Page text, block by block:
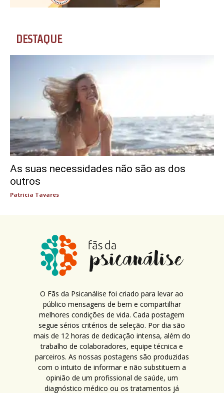
DESTAQUE
As suas necessidades não são as dos
outros
Patricia Tavares
O Fãs da Psicanálise foi criado para levar ao
público mensagens de bem e compartilhar
melhores condições de vida. Cada postagem
segue sérios critérios de seleção. Por dia são
mais de 12 horas de dedicação intensa, além do
trabalho de colaboradores, equipe técnica e
parceiros. As nossas postagens são produzidas
com o intuito de informar e não substituem a
opinião de um profissional de saúde, um
diagnóstico médico ou os tratamentos já